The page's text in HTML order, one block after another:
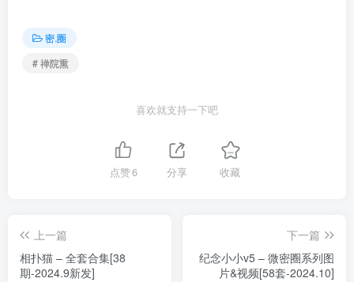
密.圈
# 禅院熏
喜欢就支持一下吧
点赞6 分享 收藏
上一篇
相扑猫 – 全套合集[38
期-2024.9新发]
下一篇
纪念小小v5 – 微密圈系列图
片&视频[58套-2024.10]